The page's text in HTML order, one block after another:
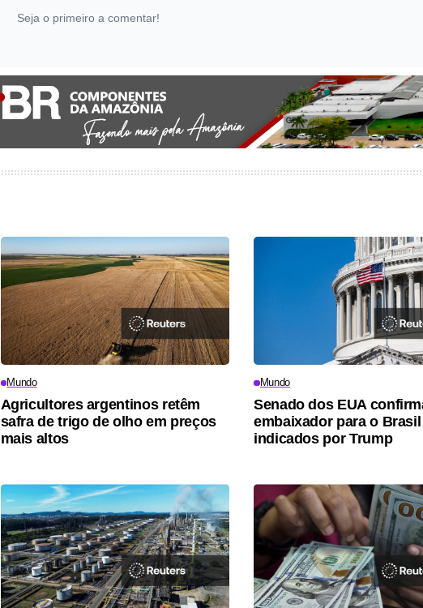
Seja o primeiro a comentar!
Mundo
Agricultores argentinos retêm
safra de trigo de olho em preços
mais altos
Mundo
Senado dos EUA
embaixador para o
indicados por Trump